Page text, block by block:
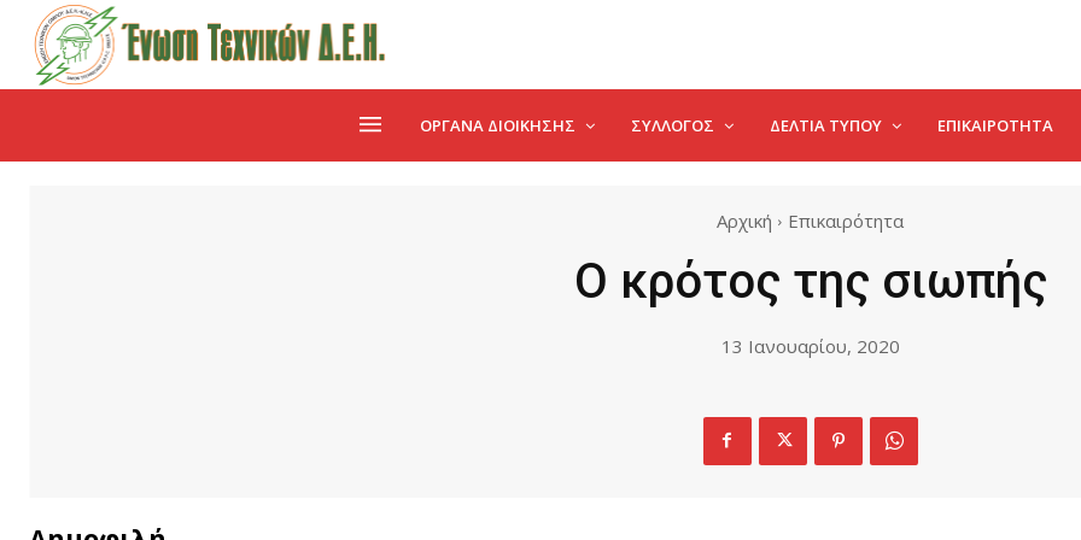
ΌΡΓΑΝΑ ΔΙΟΊΚΗΣΗΣ ΣΥΛΛΟΓΟΣ ΔΕΛΤΊΑ ΤΎΠΟΥ ΕΠΙΚΑΙΡΌΤΗΤΑ
Αρχική Επικαιρότητα
Ο κρότος της σιωπής
13 Ιανουαρίου, 2020